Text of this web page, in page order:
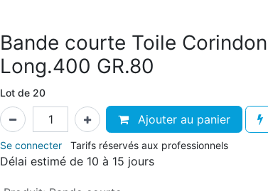
Bande courte Toile
Long.400 GR.80
Lot de 20
Ajouter au panier
Se connecter Tarifs réservés aux professionnels
Délai estimé de 10 à 15 jours